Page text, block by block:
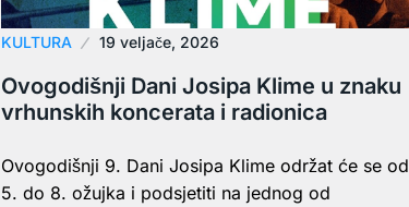
KULTURA 19 veljače, 2026
Ovogodišnji Dani Josipa Klime u znaku
vrhunskih koncerata i radionica
Ovogodišnji 9. Dani Josipa Klime održat će se od
5. do 8. ožujka i podsjetiti na jednog od